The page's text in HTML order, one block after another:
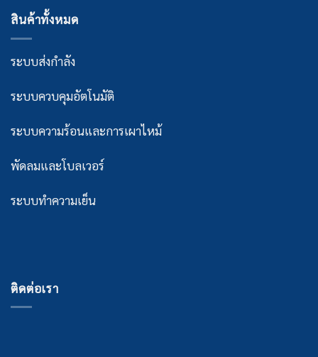
สินค้าทั้งหมด
ระบบส่งกำลัง
ระบบควบคุมอัตโนมัติ
ระบบความร้อนและการเผาไหม้
พัดลมและโบลเวอร์
ระบบทำความเย็น
ติดต่อเรา